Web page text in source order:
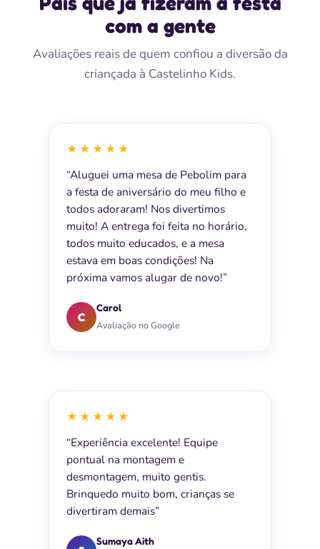
com a gente
Avaliações reais de quem confiou a diversão da
criançada à Castelinho Kids.
★★★★★
“Aluguei uma mesa de Pebolim para
a festa de aniversário do meu filho e
todos adoraram! Nos divertimos
muito! A entrega foi feita no horário,
todos muito educados, e a mesa
estava em boas condições! Na
próxima vamos alugar de novo!”
C
Carol
Avaliação no Google
★★★★★
“Experiência excelente! Equipe
pontual na montagem e
desmontagem, muito gentis.
Brinquedo muito bom, crianças se
divertiram demais”
Sumaya Aith